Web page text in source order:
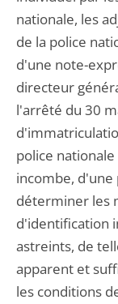
nationale, les
de la police
d'une note-
directeur
l'arrêté du 30
police
incombe,
déterminer les
d'identification
astreints, de
apparent et
les conditions